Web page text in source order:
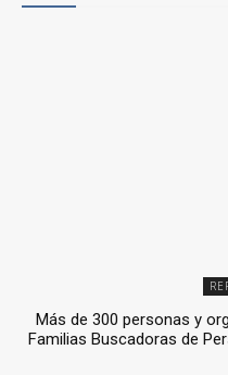
Más de 300 personas y
Familias Buscadoras de